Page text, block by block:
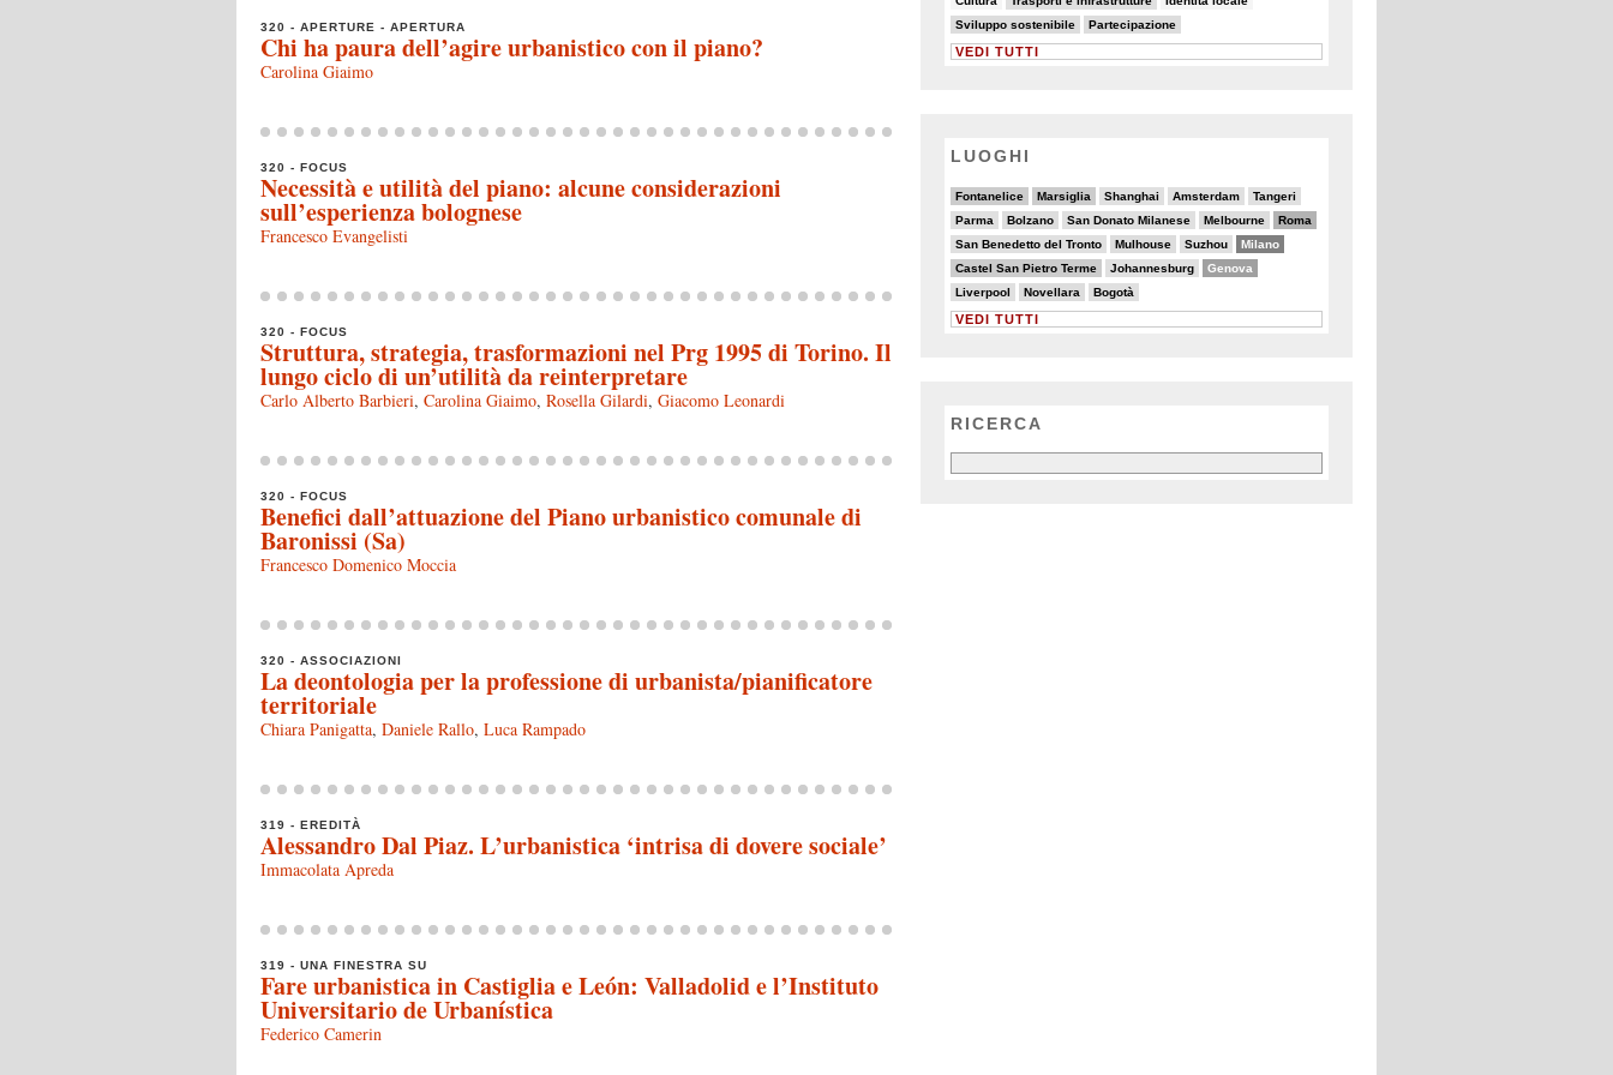
320 - APERTURE - APERTURA
Chi ha paura dell’agire urbanistico con il piano?
Carolina Giaimo
320 - FOCUS
Necessità e utilità del piano: alcune considerazioni
sull’esperienza bolognese
Francesco Evangelisti
320 - FOCUS
Struttura, strategia, trasformazioni nel Prg 1995 di Torino. Il
lungo ciclo di un’utilità da reinterpretare
Carlo Alberto Barbieri, Carolina Giaimo, Rosella Gilardi, Giacomo Leonardi
320 - FOCUS
Benefici dall’attuazione del Piano urbanistico comunale di
Baronissi (Sa)
Francesco Domenico Moccia
320 - ASSOCIAZIONI
La deontologia per la professione di urbanista/pianificatore
territoriale
Chiara Panigatta, Daniele Rallo, Luca Rampado
319 - EREDITÀ
Alessandro Dal Piaz. L’urbanistica ‘intrisa di dovere sociale’
Immacolata Apreda
319 - UNA FINESTRA SU
Fare urbanistica in Castiglia e León: Valladolid e l’Instituto
Universitario de Urbanística
Federico Camerin
Sviluppo sostenibile
19/82 Partecipazione
22/82
VEDI TUTTI
LUOGHI
Fontanelice
6/20 Marsiglia
6/20 Shanghai
3/20 Amsterdam
3/20 Tangeri
2/20
Parma
2/20 Bolzano
4/20 San Donato Milanese
3/20 Melbourne
5/20 Roma
9/20
San Benedetto del Tronto
3/20 Mulhouse
4/20 Suzhou
2/20 Milano
13/20
Castel San Pietro Terme
6/20 Johannesburg
3/20 Genova
11/20
Liverpool
3/20 Novellara
4/20 Bogotà
2/20
VEDI TUTTI
RICERCA